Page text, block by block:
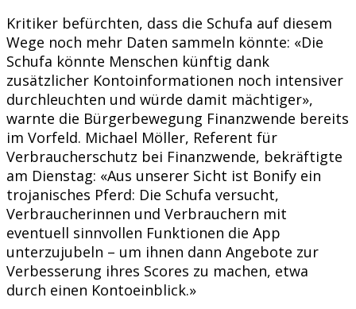
Kritiker befürchten, dass die Schufa auf diesem
Wege noch mehr Daten sammeln könnte: «Die
Schufa könnte Menschen künftig dank
zusätzlicher Kontoinformationen noch intensiver
durchleuchten und würde damit mächtiger»,
warnte die Bürgerbewegung Finanzwende bereits
im Vorfeld. Michael Möller, Referent für
Verbraucherschutz bei Finanzwende, bekräftigte
am Dienstag: «Aus unserer Sicht ist Bonify ein
trojanisches Pferd: Die Schufa versucht,
Verbraucherinnen und Verbrauchern mit
eventuell sinnvollen Funktionen die App
unterzujubeln – um ihnen dann Angebote zur
Verbesserung ihres Scores zu machen, etwa
durch einen Kontoeinblick.»